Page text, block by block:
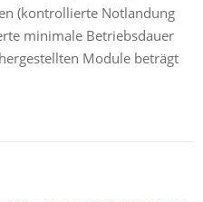
(kontrollierte Notlandung
minimale Betriebsdauer
Module beträgt